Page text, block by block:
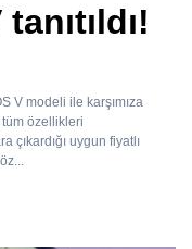
V modeli ile karşımıza
tüm özellikleri
çıkardığı uygun fiyatlı